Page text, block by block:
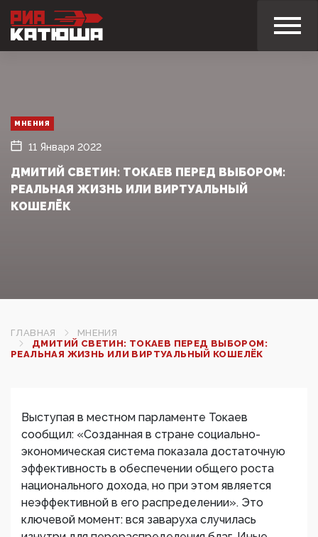
МНЕНИЯ
11 Января 2022
ДМИТИЙ СВЕТИН: ТОКАЕВ ПЕРЕД ВЫБОРОМ:
РЕАЛЬНАЯ ЖИЗНЬ ИЛИ ВИРТУАЛЬНЫЙ
КОШЕЛЁК
ГЛАВНАЯ
МНЕНИЯ
ДМИТИЙ СВЕТИН: ТОКАЕВ ПЕРЕД ВЫБОРОМ:
РЕАЛЬНАЯ ЖИЗНЬ ИЛИ ВИРТУАЛЬНЫЙ КОШЕЛЁК
Выступая в местном парламенте Токаев
сообщил: «Созданная в стране социально-
экономическая система показала достаточную
эффективность в обеспечении общего роста
национального дохода, но при этом является
неэффективной в его распределении». Это
ключевой момент: вся заваруха случилась